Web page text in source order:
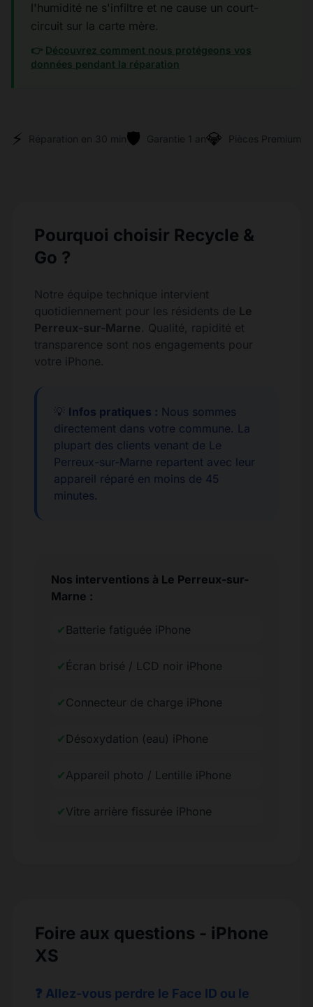
l'humidité ne s'infiltre et ne cause un court-
circuit sur la carte mère.
👉 Découvrez comment nous protégeons vos
données pendant la réparation
⚡ Réparation en 30 min🛡️ Garantie 1 an💎 Pièces Premium
Pourquoi choisir Recycle &
Go ?
Notre équipe technique intervient
quotidiennement pour les résidents de Le
Perreux-sur-Marne. Qualité, rapidité et
transparence sont nos engagements pour
votre iPhone.
💡 Infos pratiques : Nous sommes
directement dans votre commune. La
plupart des clients venant de Le
Perreux-sur-Marne repartent avec leur
appareil réparé en moins de 45
minutes.
Nos interventions à Le Perreux-sur-
Marne :
✔ Batterie fatiguée iPhone
✔ Écran brisé / LCD noir iPhone
✔Connecteur de charge iPhone
✔ Désoxydation (eau) iPhone
✔Appareil photo / Lentille iPhone
✔Vitre arrière fissurée iPhone
Foire aux questions - iPhone
XS
❓ Allez-vous perdre le Face ID ou le